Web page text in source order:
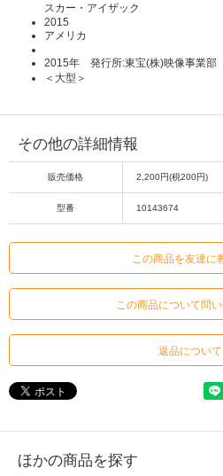
スカー・アイザック
2015
アメリカ
2015年 発行所:東宝(株)映像事業部
＜大型＞
その他の詳細情報
販売価格 2,200円(税200円)
型番 10143674
この商品を友達に
この商品について問
返品について
ほかの商品を探す